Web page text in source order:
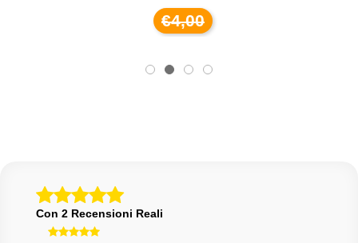
€4,00
Con 2 Recensioni Reali